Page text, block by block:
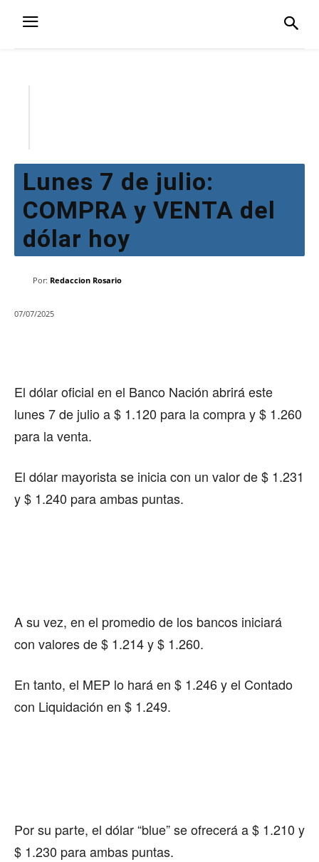
Lunes 7 de julio:
COMPRA y VENTA del
dólar hoy
Por: Redaccion Rosario
07/07/2025
El dólar oficial en el Banco Nación abrirá este
lunes 7 de julio a $ 1.120 para la compra y $ 1.260
para la venta.
El dólar mayorista se inicia con un valor de $ 1.231
y $ 1.240 para ambas puntas.
A su vez, en el promedio de los bancos iniciará
con valores de $ 1.214 y $ 1.260.
En tanto, el MEP lo hará en $ 1.246 y el Contado
con Liquidación en $ 1.249.
Por su parte, el dólar “blue” se ofrecerá a $ 1.210 y
$ 1.230 para ambas puntas.